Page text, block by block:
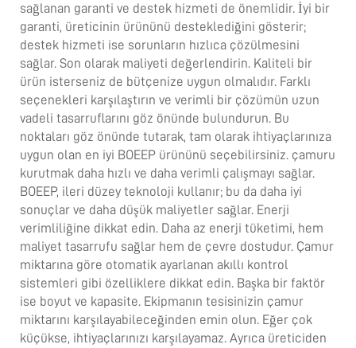
sağlanan garanti ve destek hizmeti de önemlidir. İyi bir
garanti, üreticinin ürününü desteklediğini gösterir;
destek hizmeti ise sorunların hızlıca çözülmesini
sağlar. Son olarak maliyeti değerlendirin. Kaliteli bir
ürün isterseniz de bütçenize uygun olmalıdır. Farklı
seçenekleri karşılaştırın ve verimli bir çözümün uzun
vadeli tasarruflarını göz önünde bulundurun. Bu
noktaları göz önünde tutarak, tam olarak ihtiyaçlarınıza
uygun olan en iyi BOEEP ürününü seçebilirsiniz. çamuru
kurutmak daha hızlı ve daha verimli çalışmayı sağlar.
BOEEP, ileri düzey teknoloji kullanır; bu da daha iyi
sonuçlar ve daha düşük maliyetler sağlar. Enerji
verimliliğine dikkat edin. Daha az enerji tüketimi, hem
maliyet tasarrufu sağlar hem de çevre dostudur. Çamur
miktarına göre otomatik ayarlanan akıllı kontrol
sistemleri gibi özelliklere dikkat edin. Başka bir faktör
ise boyut ve kapasite. Ekipmanın tesisinizin çamur
miktarını karşılayabileceğinden emin olun. Eğer çok
küçükse, ihtiyaçlarınızı karşılayamaz. Ayrıca üreticiden